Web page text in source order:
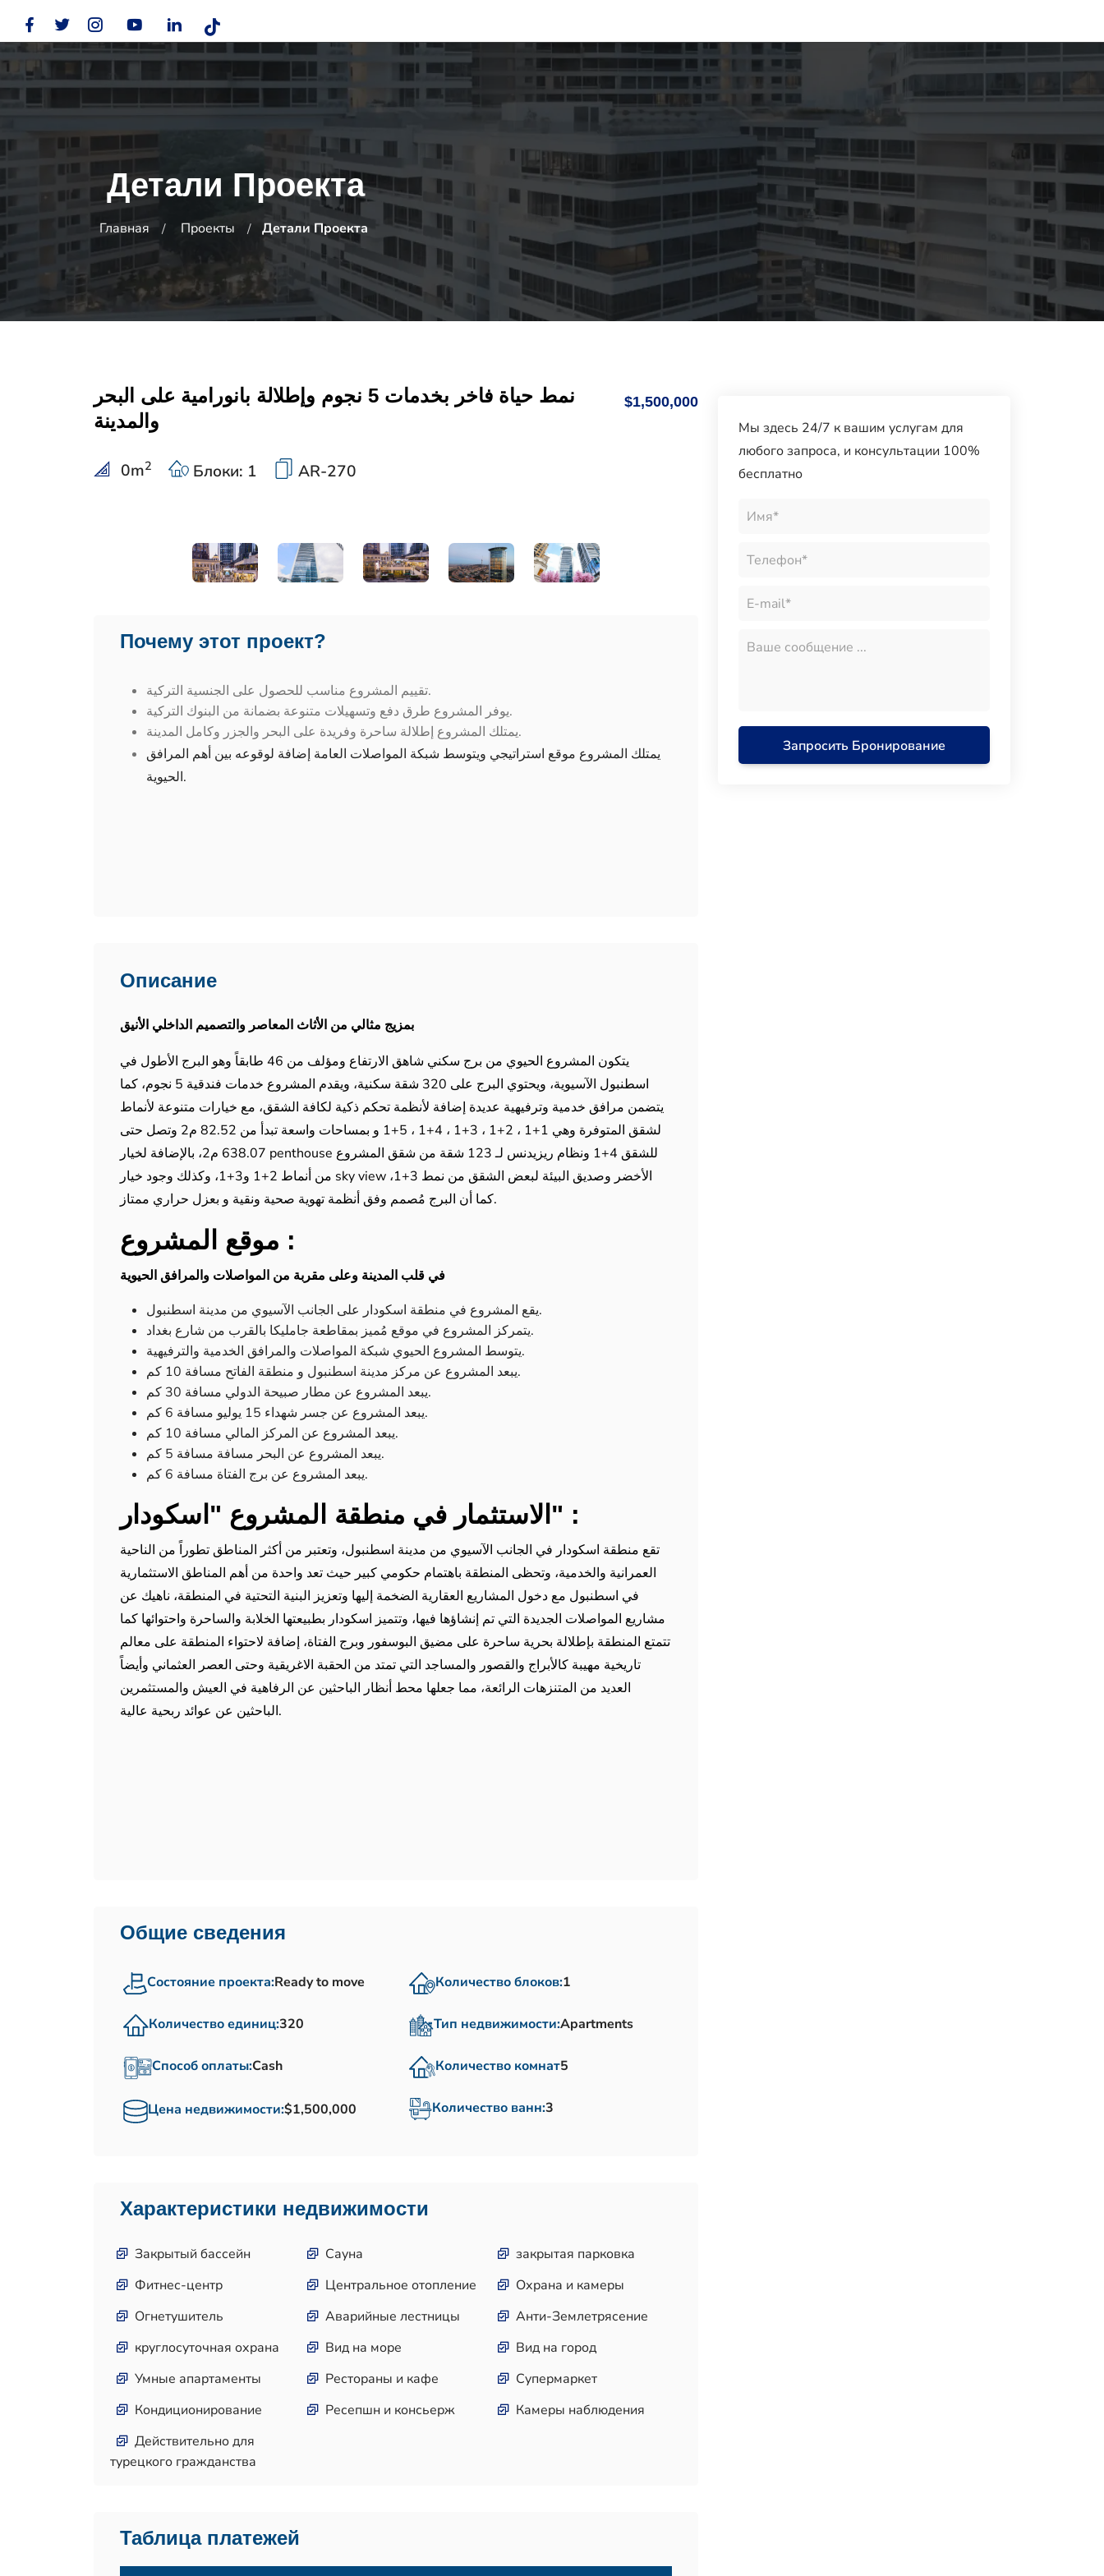
Детали Проекта
Главная Проекты Детали Проекта
نمط حياة فاخر بخدمات 5 نجوم وإطلالة بانورامية على البحر
والمدينة
$1,500,000
0m2 Блоки: 1 AR-270
Почему этот проект?
تقييم المشروع مناسب للحصول على الجنسية التركية.
يوفر المشروع طرق دفع وتسهيلات متنوعة بضمانة من البنوك التركية.
يمتلك المشروع إطلالة ساحرة وفريدة على البحر والجزر وكامل المدينة.
يمتلك المشروع موقع استراتيجي ويتوسط شبكة المواصلات العامة إضافة لوقوعه بين أهم المرافق
الحيوية.
Описание
بمزيج مثالي من الأثاث المعاصر والتصميم الداخلي الأنيق
يتكون المشروع الحيوي من برج سكني شاهق الارتفاع ومؤلف من 46 طابقاً وهو البرج الأطول في
اسطنبول الآسيوية، ويحتوي البرج على 320 شقة سكنية، ويقدم المشروع خدمات فندقية 5 نجوم، كما
يتضمن مرافق خدمية وترفيهية عديدة إضافة لأنظمة تحكم ذكية لكافة الشقق، مع خيارات متنوعة لأنماط
لشقق المتوفرة وهي 1+1 ، 2+1 ، 3+1 ، 4+1 ، 5+1 و بمساحات واسعة تبدأ من 82.52 م2 وتصل حتى
638.07 م2، بالإضافة لخيار penthouse للشقق 4+1 ونظام ريزيدنس لـ 123 شقة من شقق المشروع
من أنماط 2+1 و3+1، وكذلك وجود خيار sky view الأخضر وصديق البيئة لبعض الشقق من نمط 3+1،
كما أن البرج مُصمم وفق أنظمة تهوية صحية ونقية و بعزل حراري ممتاز.
موقع المشروع :
في قلب المدينة وعلى مقربة من المواصلات والمرافق الحيوية
يقع المشروع في منطقة اسكودار على الجانب الآسيوي من مدينة اسطنبول.
يتمركز المشروع في موقع مُميز بمقاطعة جامليكا بالقرب من شارع بغداد.
يتوسط المشروع الحيوي شبكة المواصلات والمرافق الخدمية والترفيهية.
يبعد المشروع عن مركز مدينة اسطنبول و منطقة الفاتح مسافة 10 كم.
يبعد المشروع عن مطار صبيحة الدولي مسافة 30 كم.
يبعد المشروع عن جسر شهداء 15 يوليو مسافة 6 كم.
يبعد المشروع عن المركز المالي مسافة 10 كم.
يبعد المشروع عن البحر مسافة مسافة 5 كم.
يبعد المشروع عن برج الفتاة مسافة 6 كم.
الاستثمار في منطقة المشروع "اسكودار" :
تقع منطقة اسكودار في الجانب الآسيوي من مدينة اسطنبول، وتعتبر من أكثر المناطق تطوراً من الناحية
العمرانية والخدمية، وتحظى المنطقة باهتمام حكومي كبير حيث تعد واحدة من أهم المناطق الاستثمارية
في اسطنبول مع دخول المشاريع العقارية الضخمة إليها وتعزيز البنية التحتية في المنطقة، ناهيك عن
مشاريع المواصلات الجديدة التي تم إنشاؤها فيها، وتتميز اسكودار بطبيعتها الخلابة والساحرة واحتوائها كما
تتمتع المنطقة بإطلالة بحرية ساحرة على مضيق البوسفور وبرج الفتاة، إضافة لاحتواء المنطقة على معالم
تاريخية مهيبة كالأبراج والقصور والمساجد التي تمتد من الحقبة الاغريقية وحتى العصر العثماني وأيضاً
العديد من المتنزهات الرائعة، مما جعلها محط أنظار الباحثين عن الرفاهية في العيش والمستثمرين
الباحثين عن عوائد ربحية عالية.
Общие сведения
Состояние проекта:Ready to move
Количество единиц:320
Способ оплаты:Cash
Цена недвижимости:$1,500,000
Количество блоков:1
Тип недвижимости:Apartments
Количество комнат5
Количество ванн:3
Характеристики недвижимости
Закрытый бассейн Сауна
закрытая парковка
Фитнес-центр
Центральное отопление
Охрана и камеры
Огнетушитель
Аварийные лестницы
Анти-Землетрясение
круглосуточная охрана
Вид на море
Вид на город
Умные апартаменты
Рестораны и кафе
Супермаркет
Кондиционирование
Ресепшн и консьерж
Камеры наблюдения
Действительно для
турецкого гражданства
Таблица платежей
Мы здесь 24/7 к вашим услугам для
любого запроса, и консультации 100%
бесплатно
Запросить Бронирование